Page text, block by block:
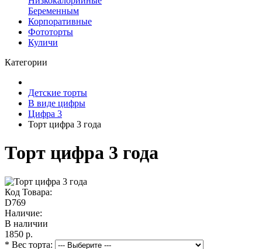
Беременным
Корпоративные
Фототорты
Куличи
Категории
Детские торты
В виде цифры
Цифра 3
Торт цифра 3 года
Торт цифра 3 года
Код Товара:
D769
Наличие:
В наличии
1850 р.
* Вес торта: